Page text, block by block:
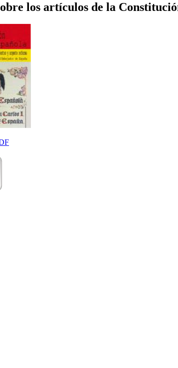
los artículos de la